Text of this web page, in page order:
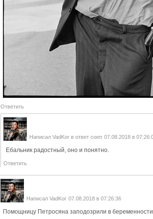
Ответить
НаписалVadKor в ответcoen 07.08.2018 в
Ебальник радостный, оно и понятно.
Ответить
Написал VadKor 07.08.2018 в 07:26:36
Помощницу Петросяна заподозрили в беременности